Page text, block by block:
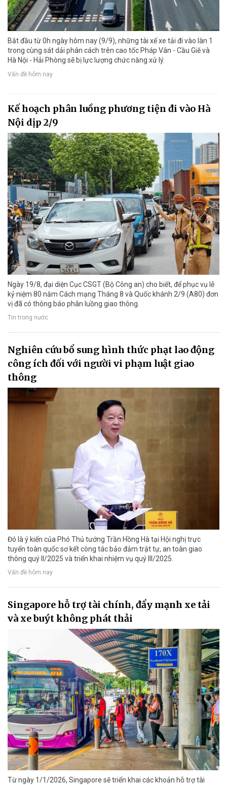
Bắt đầu từ 0h ngày hôm nay (9/9), những tài xế xe tải đi vào làn 1
trong cùng sát dải phân cách trên cao tốc Pháp Vân - Cầu Giẽ và
Hà Nội - Hải Phòng sẽ bị lực lượng chức năng xử lý.
Vấn đề hôm nay
Kế hoạch phân luồng phương tiện đi vào Hà
Nội dịp 2/9
Ngày 19/8, đại diện Cục CSGT (Bộ Công an) cho biết, để phục vụ lễ
kỷ niệm 80 năm Cách mạng Tháng 8 và Quốc khánh 2/9 (A80) đơn
vị đã có thông báo phân luồng giao thông.
Tin trong nước
Nghiên cứu bổ sung hình thức phạt lao động
công ích đối với người vi phạm luật giao
thông
Đó là ý kiến của Phó Thủ tướng Trần Hồng Hà tại Hội nghị trực
tuyến toàn quốc sơ kết công tác bảo đảm trật tự, an toàn giao
thông quý II/2025 và triển khai nhiệm vụ quý III/2025.
Vấn đề hôm nay
Singapore hỗ trợ tài chính, đẩy mạnh xe tải
và xe buýt không phát thải
Từ ngày 1/1/2026, Singapore sẽ triển khai các khoản hỗ trợ tài